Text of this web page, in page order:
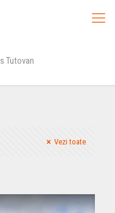
Tutovan
Vezi toate